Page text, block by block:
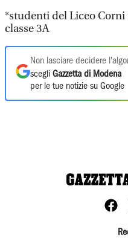
*studenti del Liceo
classe 3A
Non lasciare decidere
scegli Gazzetta di Modena
per le tue notizie su Google